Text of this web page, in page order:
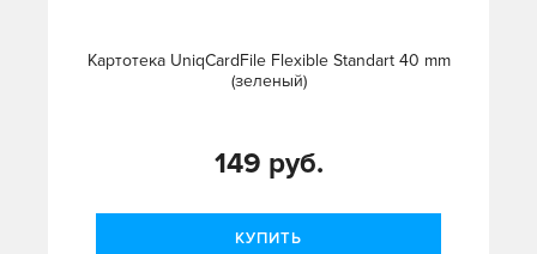
Картотека UniqCardFile Flexible Standart 40 mm
(зеленый)
149 руб.
КУПИТЬ